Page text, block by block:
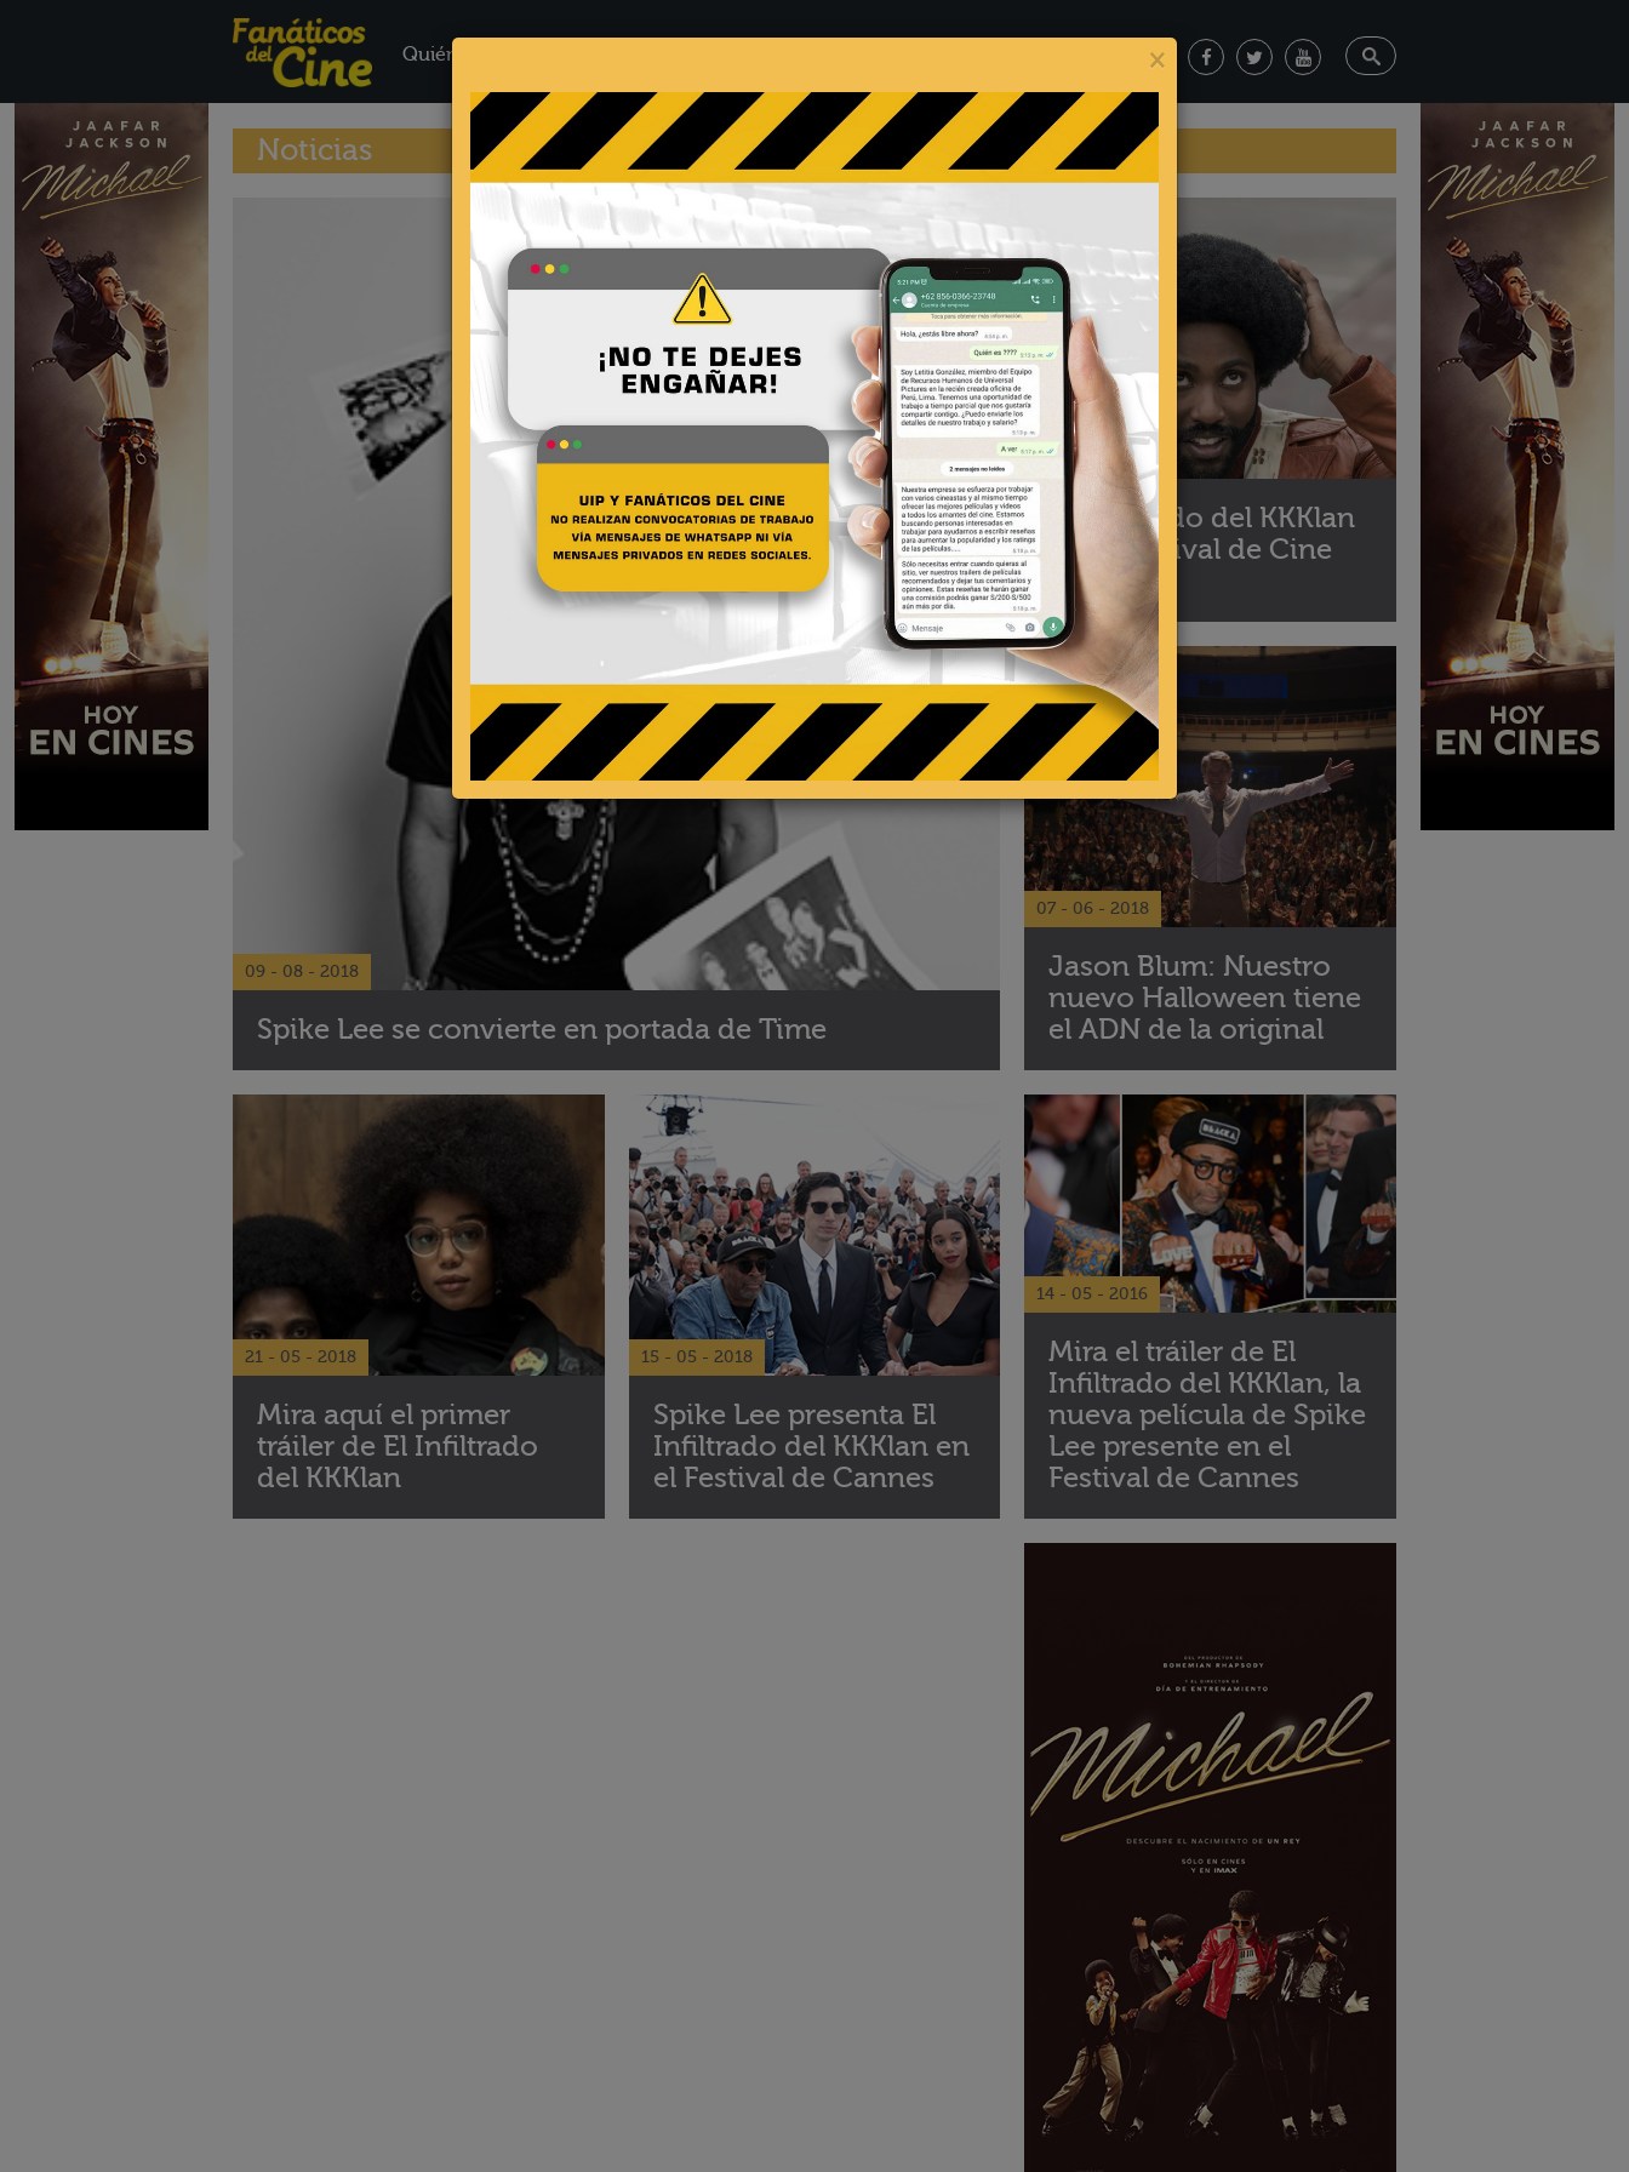
Quiénes Somos
Noticias
09 - 08 - 2018
Spike Lee se convierte en portada de Time
01 - 08 - 2018
El Infiltrado del KKKlan
en el Festival de Cine
de Lima
07 - 06 - 2018
Jason Blum: Nuestro
nuevo Halloween tiene
el ADN de la original
21 - 05 - 2018
Mira aquí el primer
tráiler de El Infiltrado
del KKKlan
15 - 05 - 2018
Spike Lee presenta El
Infiltrado del KKKlan en
el Festival de Cannes
14 - 05 - 2016
Mira el tráiler de El
Infiltrado del KKKlan, la
nueva película de Spike
Lee presente en el
Festival de Cannes
×